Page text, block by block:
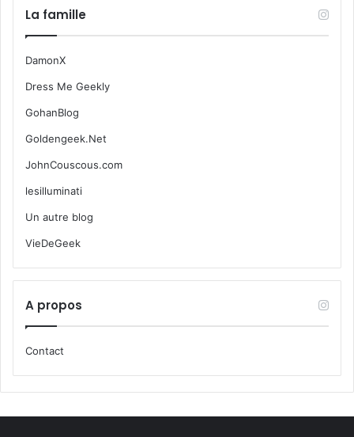
La famille
DamonX
Dress Me Geekly
GohanBlog
Goldengeek.Net
JohnCouscous.com
lesilluminati
Un autre blog
VieDeGeek
A propos
Contact